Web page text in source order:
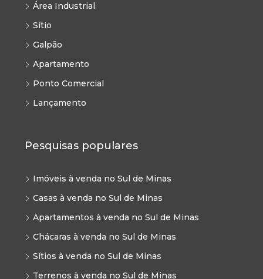
Área Industrial
Sítio
Galpão
Apartamento
Ponto Comercial
Lançamento
Pesquisas populares
Imóveis à venda no Sul de Minas
Casas à venda no Sul de Minas
Apartamentos à venda no Sul de Minas
Chácaras à venda no Sul de Minas
Sítios à venda no Sul de Minas
Terrenos à venda no Sul de Minas